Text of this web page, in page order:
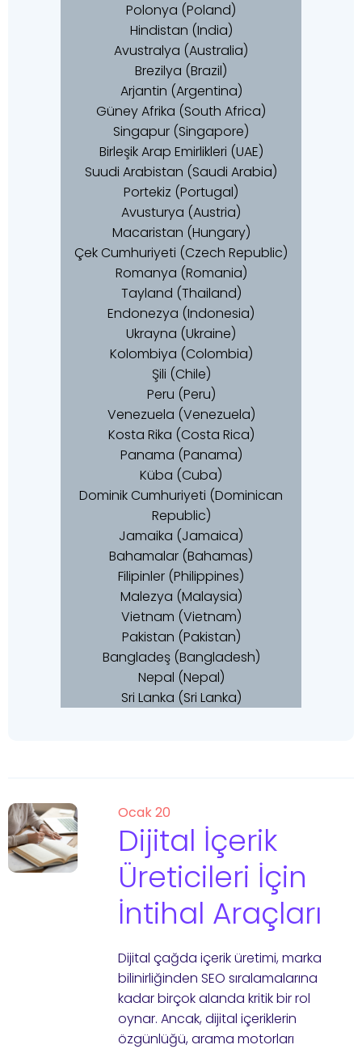
Polonya (Poland)
Hindistan (India)
Avustralya (Australia)
Brezilya (Brazil)
Arjantin (Argentina)
Güney Afrika (South Africa)
Singapur (Singapore)
Birleşik Arap Emirlikleri (UAE)
Suudi Arabistan (Saudi Arabia)
Portekiz (Portugal)
Avusturya (Austria)
Macaristan (Hungary)
Çek Cumhuriyeti (Czech Republic)
Romanya (Romania)
Tayland (Thailand)
Endonezya (Indonesia)
Ukrayna (Ukraine)
Kolombiya (Colombia)
Şili (Chile)
Peru (Peru)
Venezuela (Venezuela)
Kosta Rika (Costa Rica)
Panama (Panama)
Küba (Cuba)
Dominik Cumhuriyeti (Dominican
Republic)
Jamaika (Jamaica)
Bahamalar (Bahamas)
Filipinler (Philippines)
Malezya (Malaysia)
Vietnam (Vietnam)
Pakistan (Pakistan)
Bangladeş (Bangladesh)
Nepal (Nepal)
Sri Lanka (Sri Lanka)
Ocak 20
Dijital İçerik
Üreticileri İçin
İntihal Araçları
Dijital çağda içerik üretimi, marka
bilinirliğinden SEO sıralamalarına
kadar birçok alanda kritik bir rol
oynar. Ancak, dijital içeriklerin
özgünlüğü, arama motorları